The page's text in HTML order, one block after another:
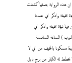
هذه الرواية بعمقها كشفت
مخيفة واذكر اني عندما
نبؤة مخيفة واذكر اني
القديم (جسر الدوب ) الساعة السادسة
مسكونا بالخوف من اني لا
يخطط له الكبار من برج بابل